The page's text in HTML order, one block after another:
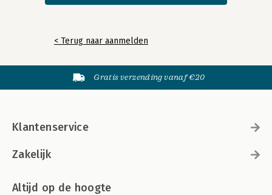
< Terug naar aanmelden
Gratis verzending vanaf €20
Klantenservice
Zakelijk
Altijd op de hoogte